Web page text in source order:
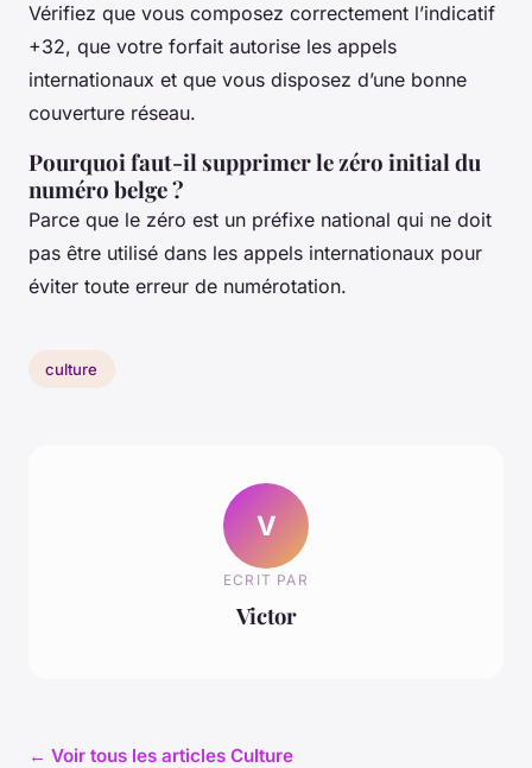
Vérifiez que vous composez correctement l’indicatif
+32, que votre forfait autorise les appels
internationaux et que vous disposez d’une bonne
couverture réseau.
Pourquoi faut-il supprimer le zéro initial du
numéro belge ?
Parce que le zéro est un préfixe national qui ne doit
pas être utilisé dans les appels internationaux pour
éviter toute erreur de numérotation.
culture
V
ECRIT PAR
Victor
← Voir tous les articles Culture